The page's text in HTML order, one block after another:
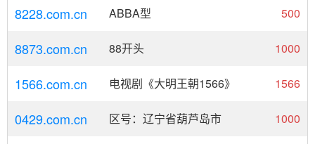
8228.com.cn ABBA型 500
8873.com.cn 88开头 1000
1566.com.cn 电视剧《大明王朝1566》 1566
0429.com.cn 区号：辽宁省葫芦岛市 1000